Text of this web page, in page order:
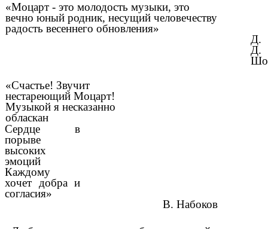
«Моцарт - это молодость музыки, это
вечно юный родник, несущий человечеству
радость весеннего обновления»
Д.
Д.
«Счастье! Звучит
нестареющий Моцарт!
Музыкой я несказанно
обласкан
Сердце в
порыве
высоких
эмоций
Каждому
хочет добра и
согласия»
В. Набоков